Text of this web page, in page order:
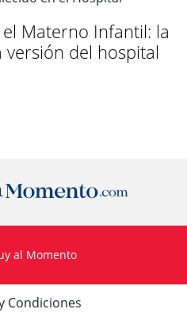
Materno Infantil: la
del hospital
al Momento
Condiciones